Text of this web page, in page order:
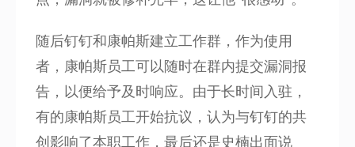
随后钉钉和康帕斯建立工作群，作为使用
者，康帕斯员工可以随时在群内提交漏洞报
告，以便给予及时响应。由于长时间入驻，
有的康帕斯员工开始抗议，认为与钉钉的共
创影响了本职工作，最后还是史楠出面说